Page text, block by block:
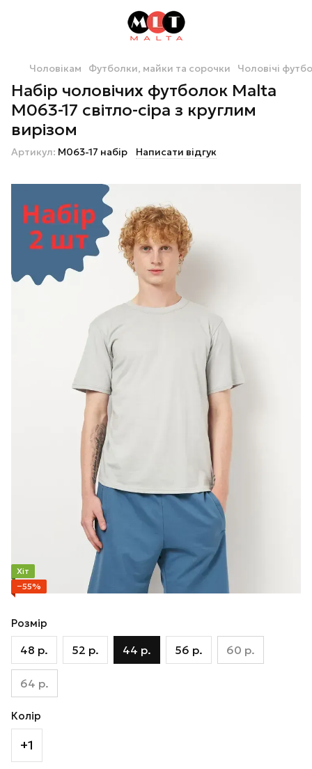
Чоловікам Футболки, майки та сорочки Чоловічі
Набір чоловічих футболок Malta
М063-17 світло-сіра з круглим
вирізом
Артикул: М063-17 набір Написати відгук
Хіт
−55%
Розмір
48 р. 52 р. 44 р. 56 р. 60 р.
64 р.
Колір
+1